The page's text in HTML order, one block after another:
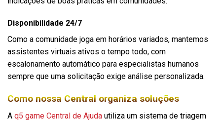
Disponibilidade 24/7
Como a comunidade joga em horários variados, mantemos
assistentes virtuais ativos o tempo todo, com
escalonamento automático para especialistas humanos
sempre que uma solicitação exige análise personalizada.
Como nossa Central organiza soluções
A q5 game Central de Ajuda utiliza um sistema de triagem